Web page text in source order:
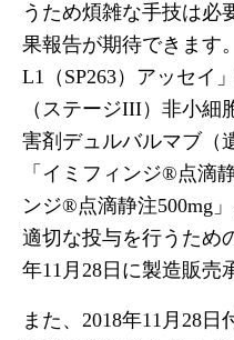
うため煩雑な手技は必
果報告が期待できます
L1（SP263）アッセイ
（ステージIII）非小細
害剤デュルバルマブ（
「イミフィンジ®点滴
ンジ®点滴静注500mg
適切な投与を行うため
年11月28日に製造販売
また、2018年11月28